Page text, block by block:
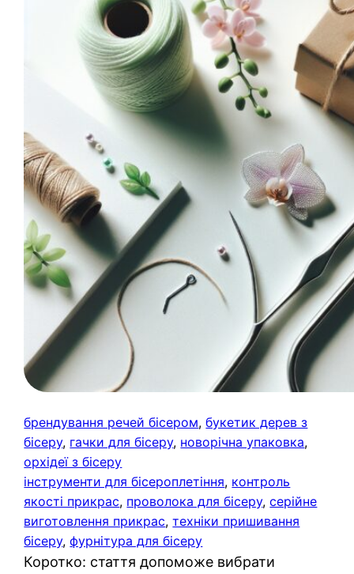
брендування речей бісером, букетик дерев з
бісеру, гачки для бісеру, новорічна упаковка
орхідеї з бісеру
інструменти для бісероплетіння, контроль
якості прикрас, проволока для бісеру, серійне
виготовлення прикрас, техніки пришивання
бісеру, фурнітура для бісеру
Коротко: стаття допоможе вибрати